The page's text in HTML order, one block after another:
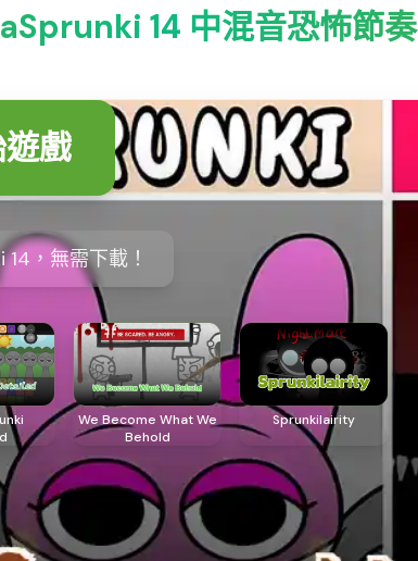
14 中混音恐怖節奏
遊戲
，無需下載！
We Become What We
Behold
Sprunkilairity